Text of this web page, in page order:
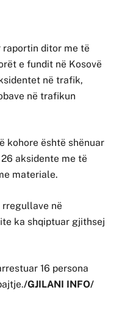
raportin ditor me të
e fundit në Kosovë
në trafik,
në trafikun
kohore është shënuar
aksidente me të
materiale.
rregullave në
ka shqiptuar gjithsej
16 persona
/GJILANI INFO/